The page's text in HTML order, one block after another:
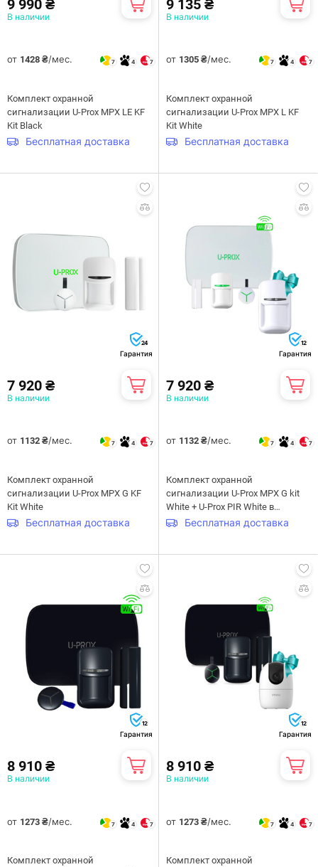
9 990 ₴
В наличии
от 1428 ₴/мес. 7 4 7
Комплект охранной
сигнализации U-Prox MPX LE KF
Kit Black
Бесплатная доставка
9 135 ₴
В наличии
от 1305 ₴/мес. 7 4 7
Комплект охранной
сигнализации U-Prox MPX L KF
Kit White
Бесплатная доставка
24
Гарантия
7 920 ₴
В наличии
от 1132 ₴/мес. 7 4 7
Комплект охранной
сигнализации U-Prox MPX G KF
Kit White
Бесплатная доставка
12
Гарантия
7 920 ₴
В наличии
от 1132 ₴/мес. 7 4 7
Комплект охранной
сигнализации U-Prox MPX G kit
White + U-Prox PIR White в
подарокБесплатная доставка
12
Гарантия
8 910 ₴
В наличии
от 1273 ₴/мес. 7 4 7
Комплект охранной
12
Гарантия
8 910 ₴
В наличии
от 1273 ₴/мес. 7 4 7
Комплект охранной